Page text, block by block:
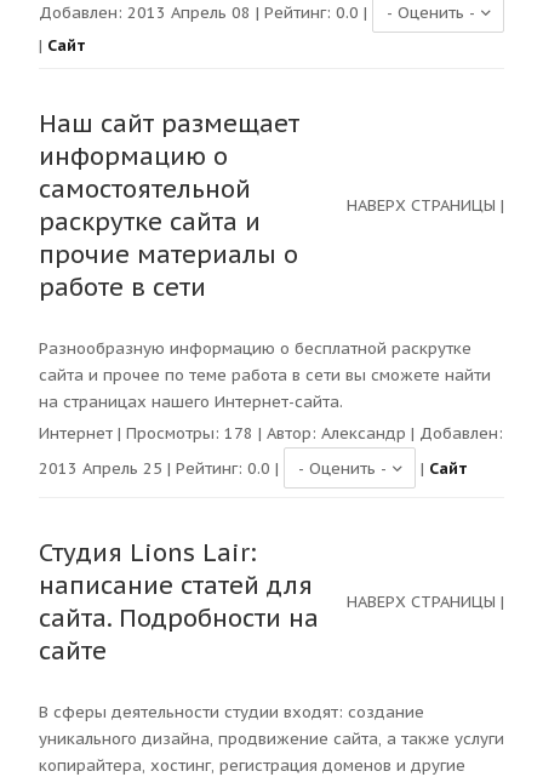
Добавлен: 2013 Апрель 08 | Рейтинг: 0.0 |
| Сайт
Наш сайт размещает
информацию о
самостоятельной
раскрутке сайта и
прочие материалы о
работе в сети
НАВЕРХ СТРАНИЦЫ |
Разнообразную информацию о бесплатной раскрутке
сайта и прочее по теме работа в сети вы сможете найти
на страницах нашего Интернет-сайта.
Интернет | Просмотры: 178 | Автор: Александр | Добавлен:
2013 Апрель 25 | Рейтинг: 0.0 | | Сайт
Студия Lions Lair:
написание статей для
сайта. Подробности на
сайте
НАВЕРХ СТРАНИЦЫ |
В сферы деятельности студии входят: создание
уникального дизайна, продвижение сайта, а также услуги
копирайтера, хостинг, регистрация доменов и другие